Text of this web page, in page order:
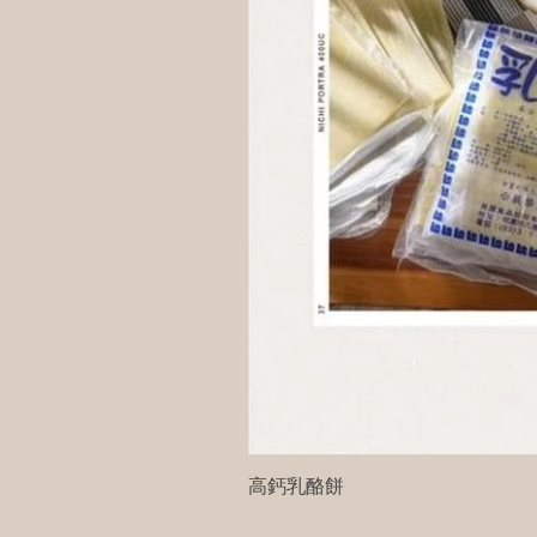
高鈣乳酪餅